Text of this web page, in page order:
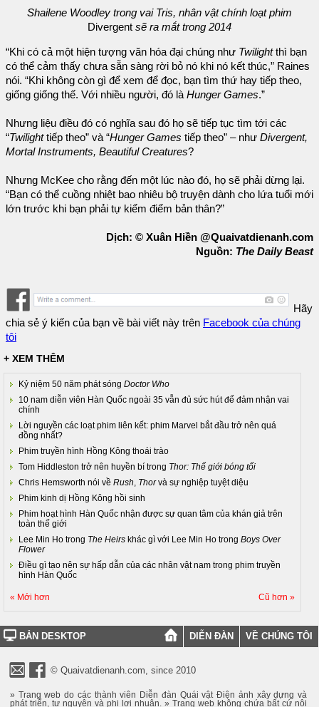
Shailene Woodley trong vai Tris, nhân vật chính loạt phim
Divergent sẽ ra mắt trong 2014
“Khi có cả một hiện tượng văn hóa đại chúng như Twilightthì bạn
có thể cảm thấy chưa sẵn sàng rời bỏ nó khi nó kết thúc,” Raines
nói. “Khi không còn gì để xem để đọc, bạn tìm thứ hay tiếp theo,
giống giống thế. Với nhiều người, đó là Hunger Games.”
Nhưng liệu điều đó có nghĩa sau đó họ sẽ tiếp tục tìm tới các
“Twilighttiếp theo” và “Hunger Games tiếp theo” – như Divergent,
Mortal Instruments, Beautiful Creatures?
Nhưng McKee cho rằng đến một lúc nào đó, họ sẽ phải dừng lại.
“Bạn có thể cuồng nhiệt bao nhiêu bộ truyện dành cho lứa tuổi mới
lớn trước khi bạn phải tự kiểm điểm bản thân?”
Dịch: © Xuân Hiền @Quaivatdienanh.com
Nguồn: The Daily Beast
Hãy
chia sẻ ý kiến của bạn về bài viết này trên Facebook của chúng
tôi
+ XEM THÊM
Kỷ niệm 50 năm phát sóng Doctor Who
10 nam diễn viên Hàn Quốc ngoài 35 vẫn đủ sức hút để đảm nhận vai
chính
Lời nguyền các loạt phim liên kết: phim Marvel bắt đầu trở nên quá
đồng nhất?
Phim truyền hình Hồng Kông thoái trào
Tom Hiddleston trở nên huyền bí trong Thor: Thế giới bóng tối
Chris Hemsworth nói về Rush, Thorvà sự nghiệp tuyệt diệu
Phim kinh dị Hồng Kông hồi sinh
Phim hoạt hình Hàn Quốc nhận được sự quan tâm của khán giả trên
toàn thế giới
Lee Min Ho trong The Heirs khác gì với Lee Min Ho trong Boys Over
Flower
Điều gì tạo nên sự hấp dẫn của các nhân vật nam trong phim truyền
hình Hàn Quốc
« Mới hơn Cũ hơn »
BẢN DESKTOP DIỄN ĐÀN VỀ CHÚNG TÔI
© Quaivatdienanh.com, since 2010
» Trang web do các thành viên Diễn đàn Quái vật Điện ảnh xây dựng và
phát triển, tự nguyện và phi lợi nhuận. » Trang web không chứa bất cứ nội